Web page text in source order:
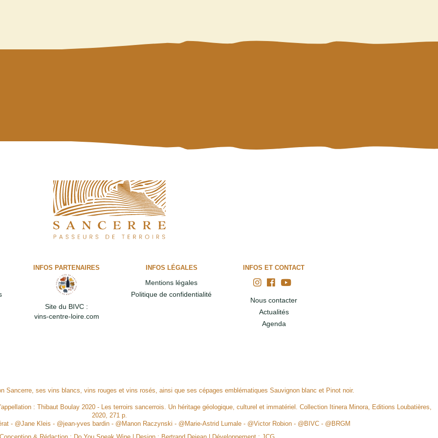
INFOS PARTENAIRES
Site du BIVC :
vins-centre-loire.com
INFOS LÉGALES
Mentions légales
Politique de confidentialité
INFOS ET CONTACT
Nous contacter
Actualités
Agenda
Sancerre, ses vins blancs, vins rouges et vins rosés, ainsi que ses cépages emblématiques Sauvignon blanc et Pinot noir.
: Thibaut Boulay 2020 - Les terroirs sancerrois. Un héritage géologique, culturel et immatériel. Collection Itinera Minora, Editions Loubatières,
2020, 271 p.
- @Jane Kleis - @jean-yves bardin - @Manon Raczynski - @Marie-Astrid Lumale - @Victor Robion - @BIVC - @BRGM